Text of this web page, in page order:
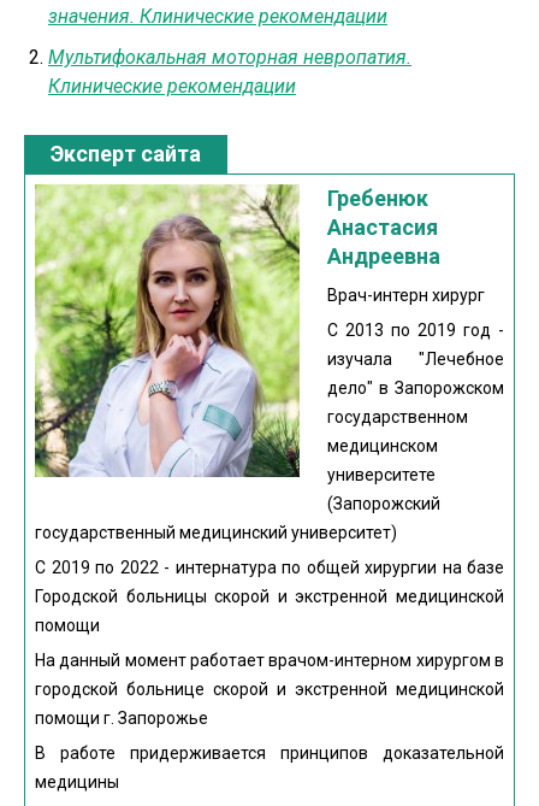
значения. Клинические рекомендации
Мультифокальная моторная невропатия.
Клинические рекомендации
Эксперт сайта
Гребенюк
Анастасия
Андреевна
Врач-интерн хирург
С 2013 по 2019 год -
изучала "Лечебное
дело" в Запорожском
государственном
медицинском
университете
(Запорожский
государственный медицинский университет)
С 2019 по 2022 - интернатура по общей хирургии на базе
Городской больницы скорой и экстренной медицинской
помощи
На данный момент работает врачом-интерном хирургом в
городской больнице скорой и экстренной медицинской
помощи г. Запорожье
В работе придерживается принципов доказательной
медицины